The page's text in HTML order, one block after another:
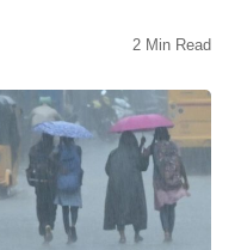
2 Min Read